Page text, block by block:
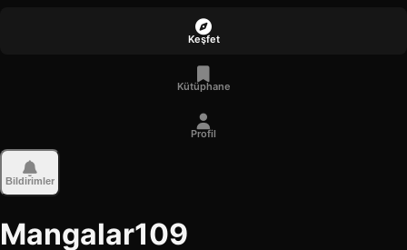
Keşfet
Kütüphane
Profil
Bildirimler
Mangalar109